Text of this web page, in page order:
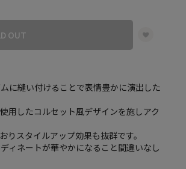
OUT
に縫い付けることで表情豊かに演出した
用したコルセット風デザインを施しアク
りスタイルアップ効果も抜群です。
ィネートが華やかになること間違いなし